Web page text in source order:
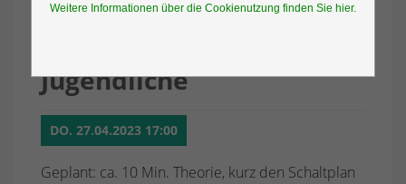
Jugendliche
DO. 27.04.2023 17:00
Geplant: ca. 10 Min. Theorie, kurz den Schaltplan
Weitere Informationen über die Cookienutzung finden Sie hier.